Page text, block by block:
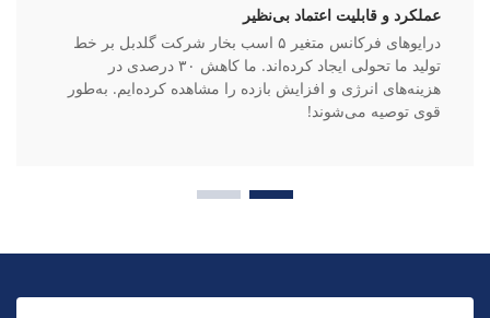
عملکرد و قابلیت اعتماد بی‌نظیر
درایوهای فرکانس متغیر ۵ اسب بخار شرکت گلدبل بر خط
تولید ما تحولی ایجاد کرده‌اند. ما کاهش ۳۰ درصدی در
هزینه‌های انرژی و افزایش بازده را مشاهده کرده‌ایم. به‌طور
قوی توصیه می‌شوند!